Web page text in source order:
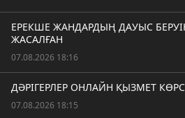
ЕРЕКШЕ ЖАНДАРДЫҢ ДАУЫС
ЖАСАЛҒАН
07.08.2026 18:16
ДӘРІГЕРЛЕР ОНЛАЙН ҚЫЗМЕТ
07.08.2026 18:15